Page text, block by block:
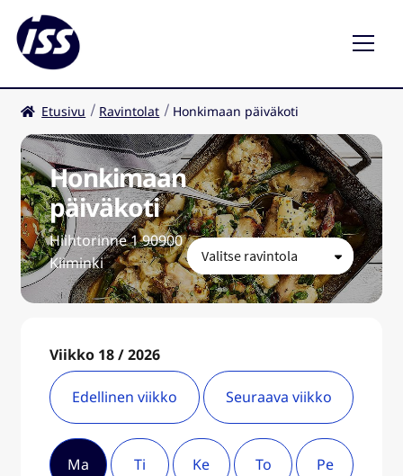
Ravintolat
Kahvilat
FI
Etusivu Ravintolat Honkimaan päiväkoti
Honkimaan
päiväkoti
Hiihtorinne 1 90900
Kiiminki
Viikko 18 / 2026
Edellinen viikko
Ma Ti Ke To Pe
Seuraava viikko